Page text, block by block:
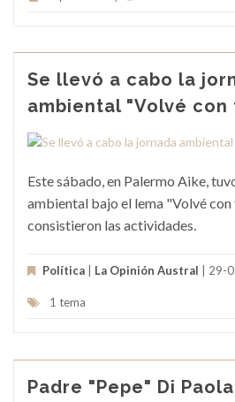
Se llevó a cabo la
ambiental "Volvé con
Este sábado, en Palermo Aike,
ambiental bajo el lema "Volvé con
consistieron las actividades.
Política La Opinión Austral | 29-
1 tema
Padre "Pepe" Di